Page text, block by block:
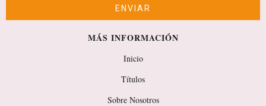
MÁS INFORMACIÓN
Inicio
Títulos
Sobre Nosotros